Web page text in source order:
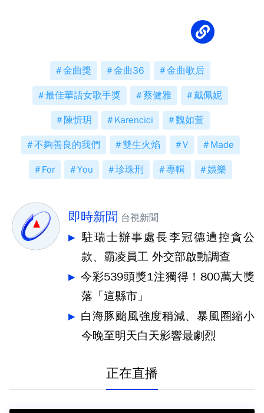
金曲獎 金曲36 金曲歌后
最佳華語女歌手獎 蔡健雅 戴佩妮
陳忻玥 Karencici 魏如萱
不夠善良的我們 雙生火焰 V Made
For You 珍珠刑 專輯 娛樂
即時新聞 台視新聞
駐瑞士辦事處長李冠德遭控貪公
款、霸凌員工 外交部啟動調查
今彩539頭獎1注獨得！800萬大獎
落「這縣市」
白海豚颱風強度稍減、暴風圈縮小
今晚至明天白天影響最劇烈
正在直播